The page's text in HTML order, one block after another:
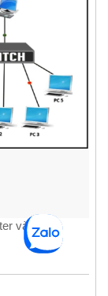
và Hub